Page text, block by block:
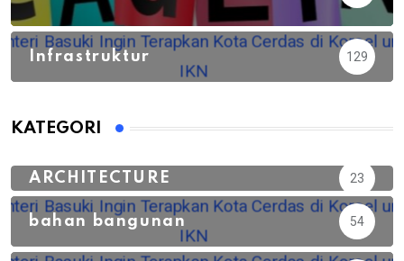
Infrastruktur 129
KATEGORI
ARCHITECTURE 23
bahan bangunan 54